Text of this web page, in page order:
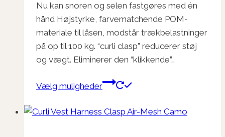
Nu kan snoren og selen fastgøres med én
hånd Højstyrke, farvematchende POM-
materiale til låsen, modstår trækbelastninger
på op til 100 kg. “curli clasp” reducerer støj
og vægt. Eliminerer den “klikkende”…
Vælg muligheder
Dette
har